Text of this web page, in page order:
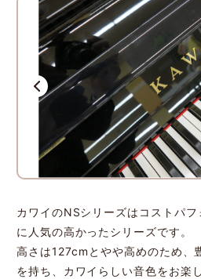
カワイのNSシリーズはコストパ
に人気の高かったシリーズです。
高さは127cmとやや高めのため、
を持ち、カワイらしい音色をお楽